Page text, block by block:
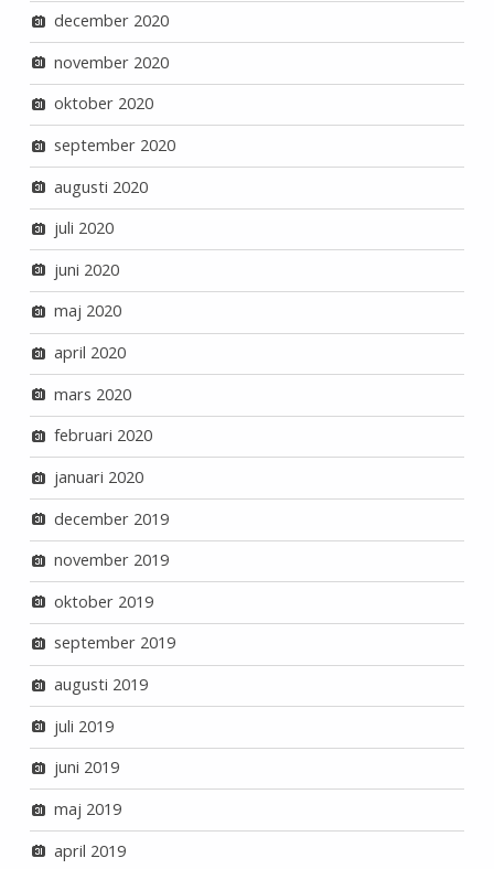
december 2020
november 2020
oktober 2020
september 2020
augusti 2020
juli 2020
juni 2020
maj 2020
april 2020
mars 2020
februari 2020
januari 2020
december 2019
november 2019
oktober 2019
september 2019
augusti 2019
juli 2019
juni 2019
maj 2019
april 2019